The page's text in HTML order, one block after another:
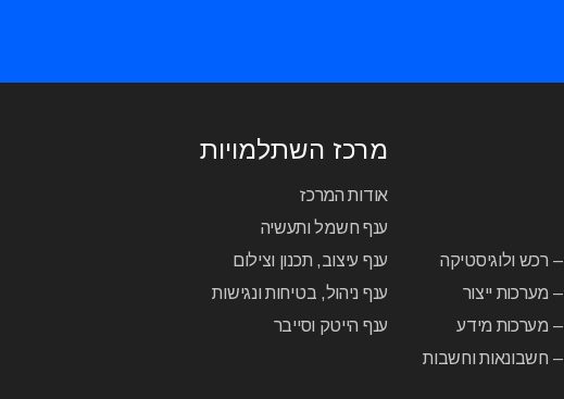
רכש ולוגיסטיקה
מערכות ייצור
– מערכות מידע
– חשבונאות וחשבות
מרכז השתלמויות
אודות המרכז
ענף חשמל ותעשיה
ענף עיצוב, תכנון וצילום
ענף ניהול, בטיחות ונגישות
ענף הייטק וסייבר